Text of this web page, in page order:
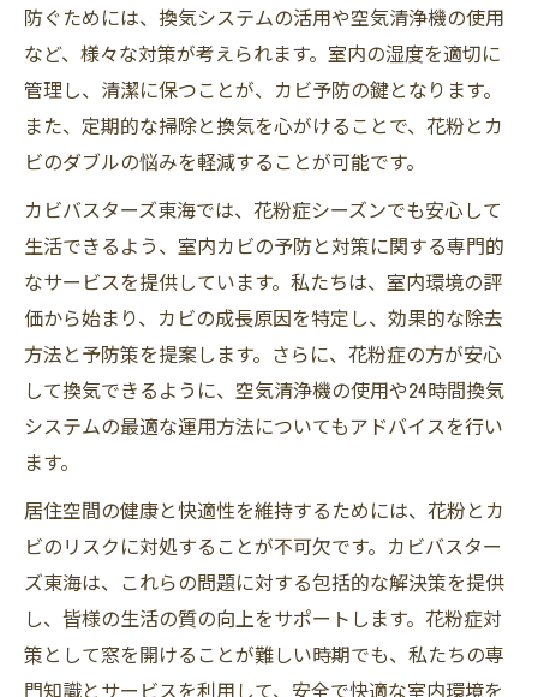
防ぐためには、換気システムの活用や空気清浄機の使用
など、様々な対策が考えられます。室内の湿度を適切に
管理し、清潔に保つことが、カビ予防の鍵となります。
また、定期的な掃除と換気を心がけることで、花粉とカ
ビのダブルの悩みを軽減することが可能です。
カビバスターズ東海では、花粉症シーズンでも安心して
生活できるよう、室内カビの予防と対策に関する専門的
なサービスを提供しています。私たちは、室内環境の評
価から始まり、カビの成長原因を特定し、効果的な除去
方法と予防策を提案します。さらに、花粉症の方が安心
して換気できるように、空気清浄機の使用や24時間換気
システムの最適な運用方法についてもアドバイスを行い
ます。
居住空間の健康と快適性を維持するためには、花粉とカ
ビのリスクに対処することが不可欠です。カビバスター
ズ東海は、これらの問題に対する包括的な解決策を提供
し、皆様の生活の質の向上をサポートします。花粉症対
策として窓を開けることが難しい時期でも、私たちの専
門知識とサービスを利用して、安全で快適な室内環境を